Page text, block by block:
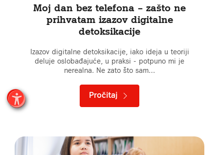
Moj dan bez telefona – zašto ne
prihvatam izazov digitalne
detoksikacije
Izazov digitalne detoksikacije, iako ideja u teoriji
deluje oslobađajuće, u praksi - potpuno mi je
nerealna. Ne zato što sam…
Pročitaj